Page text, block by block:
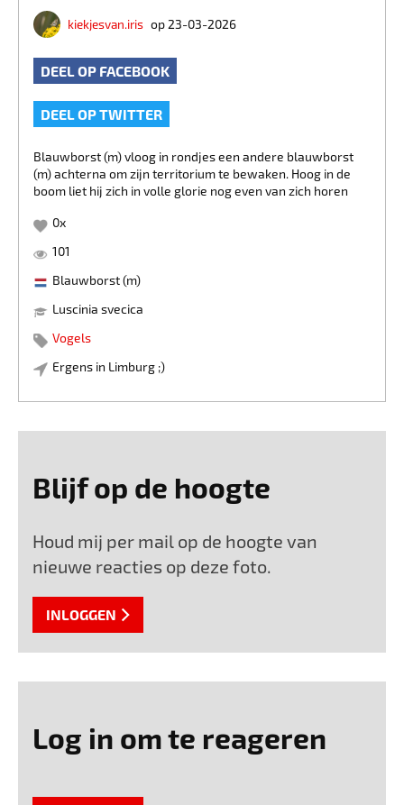
kiekjesvan.iris op 23-03-2026
DEEL OP FACEBOOK
DEEL OP TWITTER
Blauwborst (m) vloog in rondjes een andere blauwborst
(m) achterna om zijn territorium te bewaken. Hoog in de
boom liet hij zich in volle glorie nog even van zich horen
0x
101
Blauwborst (m)
Luscinia svecica
Vogels
Ergens in Limburg ;)
Blijf op de hoogte
Houd mij per mail op de hoogte van
nieuwe reacties op deze foto.
INLOGGEN
Log in om te reageren